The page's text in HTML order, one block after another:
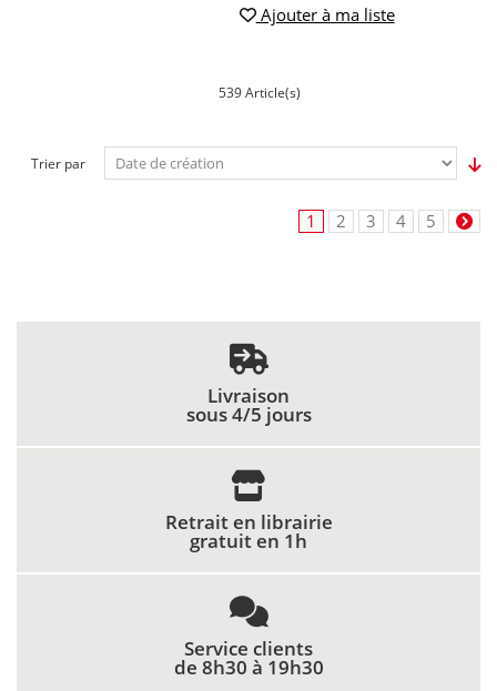
Ajouter à ma liste
539 Article(s)
Trier par
1 2 3 4 5
Livraison
sous 4/5 jours
Retrait en librairie
gratuit en 1h
Service clients
de 8h30 à 19h30